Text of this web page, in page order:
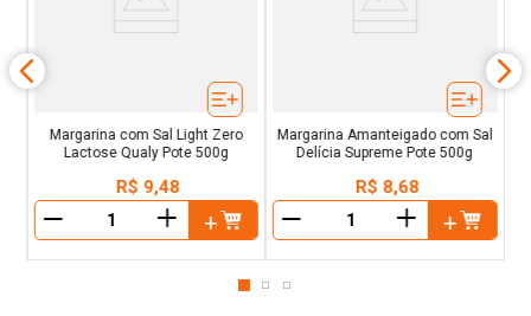
Margarina com Sal Light Zero
Lactose Qualy Pote 500g
R$ 9,48
＋
Margarina Amanteigado com Sal
Delícia Supreme Pote 500g
R$ 8,68
＋